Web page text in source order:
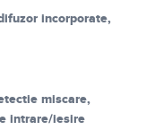
incorporate,
miscare,
intrare/iesire